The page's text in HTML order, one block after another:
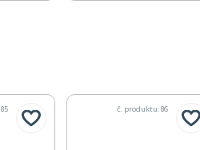
č. produktu: 86